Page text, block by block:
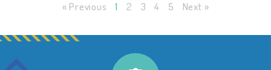
« Previous 1 2 3 4 5 Next »